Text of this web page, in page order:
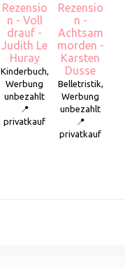
Rezensio
n - Voll
drauf -
Judith Le
Huray
Kinderbuch,
Werbung
unbezahlt
📍
privatkauf
Rezensio
n -
Achtsam
morden -
Karsten
Dusse
Belletristik,
Werbung
unbezahlt
📍
privatkauf